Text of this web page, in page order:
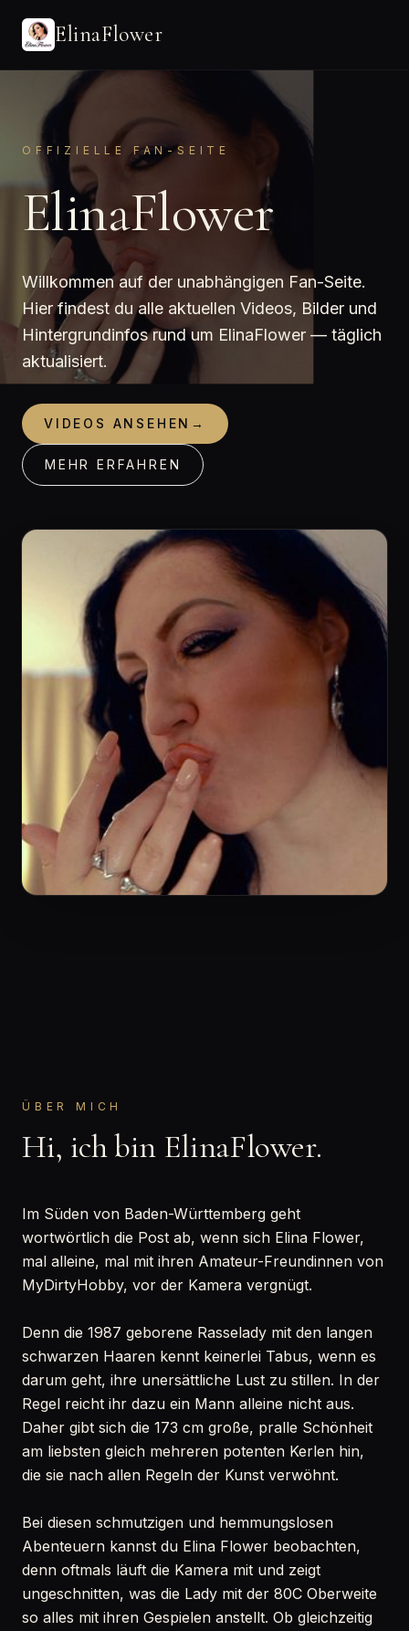
ElinaFlower
OFFIZIELLE FAN-SEITE
ElinaFlower
Willkommen auf der unabhängigen Fan-Seite.
Hier findest du alle aktuellen Videos, Bilder und
Hintergrundinfos rund um ElinaFlower — täglich
aktualisiert.
VIDEOS ANSEHEN →
MEHR ERFAHREN
ÜBER MICH
Hi, ich bin ElinaFlower.
Im Süden von Baden-Württemberg geht
wortwörtlich die Post ab, wenn sich Elina Flower,
mal alleine, mal mit ihren Amateur-Freundinnen von
MyDirtyHobby, vor der Kamera vergnügt.
Denn die 1987 geborene Rasselady mit den langen
schwarzen Haaren kennt keinerlei Tabus, wenn es
darum geht, ihre unersättliche Lust zu stillen. In der
Regel reicht ihr dazu ein Mann alleine nicht aus.
Daher gibt sich die 173 cm große, pralle Schönheit
am liebsten gleich mehreren potenten Kerlen hin,
die sie nach allen Regeln der Kunst verwöhnt.
Bei diesen schmutzigen und hemmungslosen
Abenteuern kannst du Elina Flower beobachten,
denn oftmals läuft die Kamera mit und zeigt
ungeschnitten, was die Lady mit der 80C Oberweite
so alles mit ihren Gespielen anstellt. Ob gleichzeitig